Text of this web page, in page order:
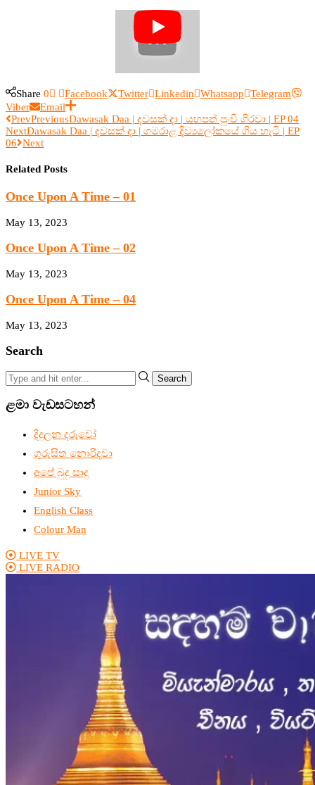
Share 0 Facebook Twitter Linkedin Whatsapp
Telegram
Viber
Email
PrevPreviousDawasak Daa | දවසක් දා | ‍යහපත් පුංචි ගිරවා | EP 04
NextDawasak Daa | දවසක් දා | ‍ගමරාළ දිව්‍යලෝකයේ ගිය හැටි | EP
06 Next
Related Posts
Once Upon A Time – 01
May 13, 2023
Once Upon A Time – 02
May 13, 2023
Once Upon A Time – 04
May 13, 2023
Search
Search
ළමා වැඩසටහන්
දිදුලන දරුවෝ
ගුරුසිත නොරිදවා
අපේ බුදු සාදු
Junior Sky
English Class
Colour Man
LIVE TV
LIVE RADIO